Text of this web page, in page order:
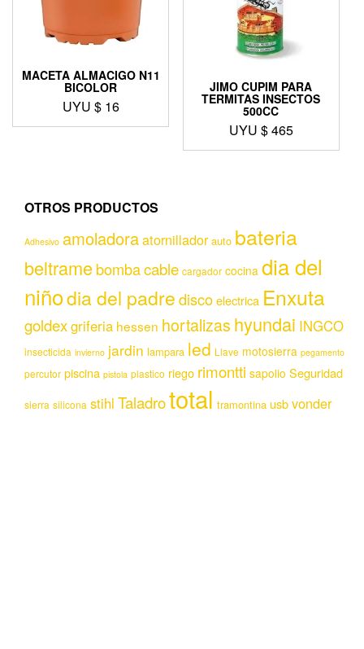
MACETA ALMACIGO N11
BICOLOR
UYU $ 16
JIMO CUPIM PARA
TERMITAS INSECTOS
500CC
UYU $465
OTROS PRODUCTOS
Adhesivo amoladoraatornillador auto bateria
beltramebombacable cargador cocina dia del
niñodia del padrediscoelectrica Enxuta
goldexgriferia hessen hortalizas hyundai INGCO
insecticida invierno jardin lampara led Llave motosierra pegamento
percutor piscina pistola plastico riego rimontti sapolio Seguridad
sierra silicona stihl Taladrototal tramontina usbvonder